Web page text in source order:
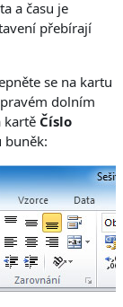
a času je
přebírají
se na kartu
dolním
kartě Číslo
buněk: